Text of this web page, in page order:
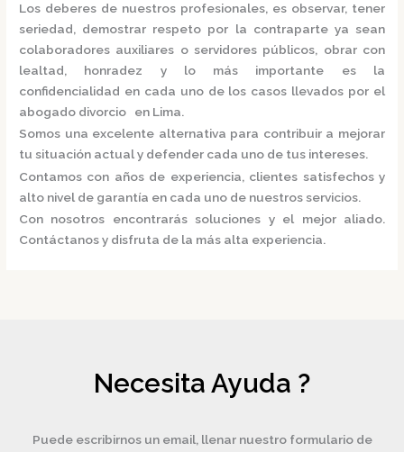
Los deberes de nuestros profesionales, es observar, tener
seriedad, demostrar respeto por la contraparte ya sean
colaboradores auxiliares o servidores públicos, obrar con
lealtad, honradez y lo más importante es la
confidencialidad en cada uno de los casos llevados por el
abogado divorcio en Lima.
Somos una excelente alternativa para contribuir a mejorar
tu situación actual y defender cada uno de tus intereses.
Contamos con años de experiencia, clientes satisfechos y
alto nivel de garantía en cada uno de nuestros servicios.
Con nosotros encontrarás soluciones y el mejor aliado.
Contáctanos y disfruta de la más alta experiencia.
Necesita Ayuda ?
Puede escribirnos un email, llenar nuestro formulario de